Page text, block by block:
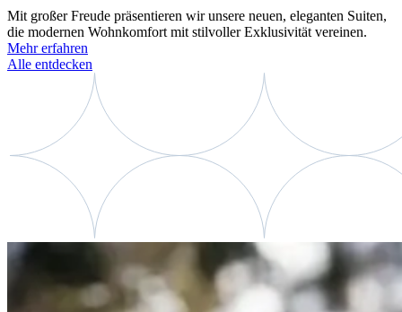
Mit großer Freude präsentieren wir unsere neuen, eleganten Suiten,
die modernen Wohnkomfort mit stilvoller Exklusivität vereinen.
Mehr erfahren
Alle entdecken